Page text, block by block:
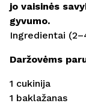
jo vaisinės
gyvumo.
Ingredientai
Daržovėms
1 cukinija
1 baklažanas